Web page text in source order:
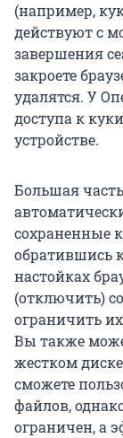
(например,
действуют с
завершения
закроете
удалятся. У
доступа к
устройстве.
Большая
сохраненные
обратившись
настойках
(отключить)
ограничить
Вы также
жестком
сможете
файлов,
ограничен, а